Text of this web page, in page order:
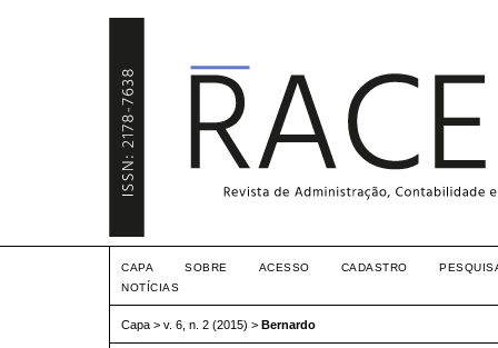
CAPA SOBRE ACESSO CADASTRO
NOTÍCIAS
Capa > v. 6, n. 2 (2015) > Bernardo